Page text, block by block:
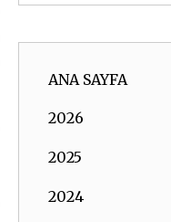
ANA SAYFA
2026
2025
2024